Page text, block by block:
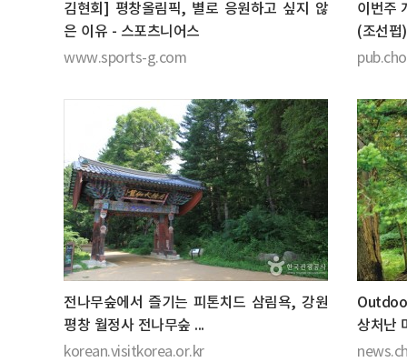
김현회] 평창올림픽, 별로 응원하고 싶지 않
은 이유 - 스포츠니어스
www.sports-g.com
이번주
(조선펍
전나무숲에서 즐기는 피톤치드 삼림욕, 강원
평창 월정사 전나무숲 ...
korean.visitkorea.or.kr
상처난